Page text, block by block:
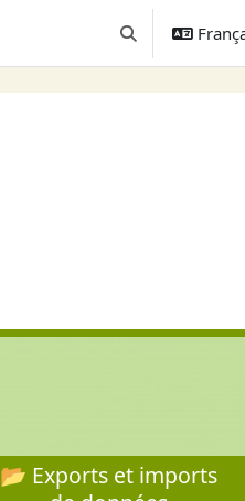
Activer/
📂 Exports et imports